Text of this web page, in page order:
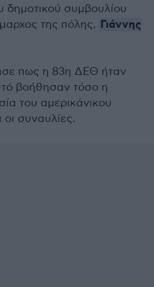
δημοτικού συμβουλίου
της πόλης, Γιάννης
πως η 83η ΔΕΘ ήταν
βοήθησαν τόσο η
του αμερικάνικου
συναυλίες.